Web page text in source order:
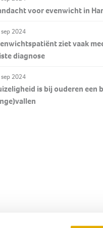
voor evenwicht in
2024
ziet vaak
diagnose
2024
is bij ouderen een